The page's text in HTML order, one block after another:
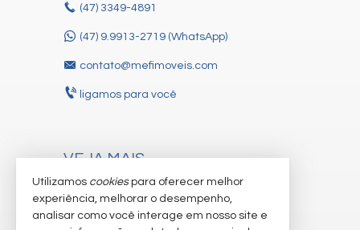
(47) 3349-4891
(47) 9.9913-2719 (WhatsApp)
contato@mefimoveis.com
ligamos para você
VEJA MAIS
receba nosso newsletter
cadastre seu imóvel
Utilizamos cookiespara oferecer melhor
experiência, melhorar o desempenho,
analisar como você interage em nosso site e